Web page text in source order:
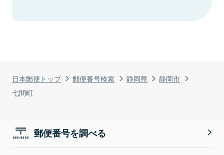
日本郵便トップ 郵便番号検索 静岡県
静岡市
七間町
郵便番号を調べる